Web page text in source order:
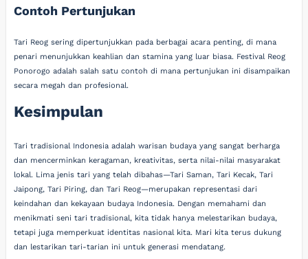
Contoh Pertunjukan
Tari Reog sering dipertunjukkan pada berbagai acara penting, di mana
penari menunjukkan keahlian dan stamina yang luar biasa. Festival Reog
Ponorogo adalah salah satu contoh di mana pertunjukan ini disampaikan
secara megah dan profesional.
Kesimpulan
Tari tradisional Indonesia adalah warisan budaya yang sangat berharga
dan mencerminkan keragaman, kreativitas, serta nilai-nilai masyarakat
lokal. Lima jenis tari yang telah dibahas—Tari Saman, Tari Kecak, Tari
Jaipong, Tari Piring, dan Tari Reog—merupakan representasi dari
keindahan dan kekayaan budaya Indonesia. Dengan memahami dan
menikmati seni tari tradisional, kita tidak hanya melestarikan budaya,
tetapi juga memperkuat identitas nasional kita. Mari kita terus dukung
dan lestarikan tari-tarian ini untuk generasi mendatang.